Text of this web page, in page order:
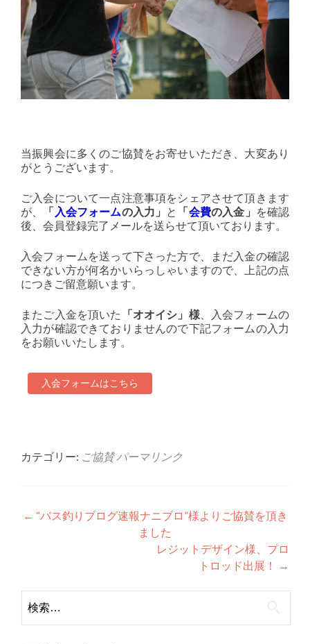
当振興会に多くのご協賛をお寄せいただき、大変あり
がとうございます。
ご入会について一点注意事項をシェアさせて頂きます
が、
「 入会フォームの入力」 と 「会費の入金」 を確認
後、会員登録完了メールを送らせて頂いております。
入会フォームを送って下さった方で、まだ入金の確認
できない方が何名かいらっしゃいますので、上記の点
につきご留意願います。
またご入金を頂いた 「オオイシ」様、入会フォームの
入力が確認できておりませんので下記フォームの入力
をお願いいたします。
入会フォームはこちら
カテゴリー: ご協賛 パーマリンク
投
ビ
ゲ
← “バス釣りブログ速報ナニブロ”様よりご協賛を頂き
ました
レジットデザイン様、プロ
トロッド出展！
→
索: